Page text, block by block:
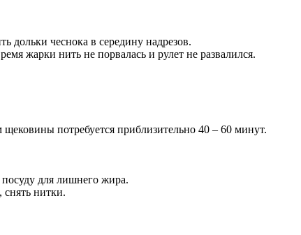
дольки чеснока в середину надрезов.
жарки нить не порвалась и рулет не развалился.
потребуется приблизительно 40 – 60 минут.
посуду для лишнего жира.
снять нитки.